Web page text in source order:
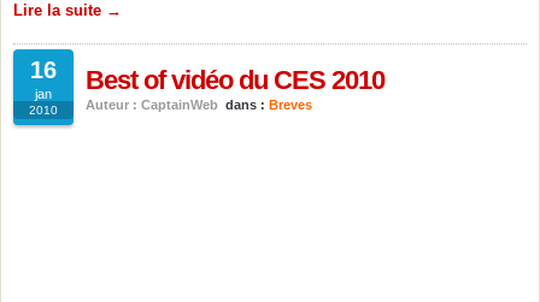
Lire la suite →
16
jan
2010
Best of vidéo du CES 2010
Auteur : CaptainWeb dans : Breves